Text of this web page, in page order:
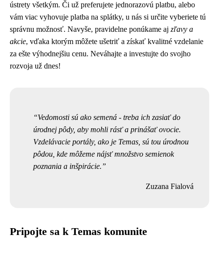
ústrety všetkým. Či už preferujete jednorazovú platbu, alebo
vám viac vyhovuje platba na splátky, u nás si určite vyberiete tú
správnu možnosť. Navyše, pravidelne ponúkame aj zľavy a
akcie, vďaka ktorým môžete ušetriť a získať kvalitné vzdelanie
za ešte výhodnejšiu cenu. Neváhajte a investujte do svojho
rozvoja už dnes!
Vedomosti sú ako semená - treba ich zasiať do
úrodnej pôdy, aby mohli rásť a prinášať ovocie.
Vzdelávacie portály, ako je Temas, sú tou úrodnou
pôdou, kde môžeme nájsť množstvo semienok
poznania a inšpirácie.
Zuzana Fialová
Pripojte sa k Temas komunite